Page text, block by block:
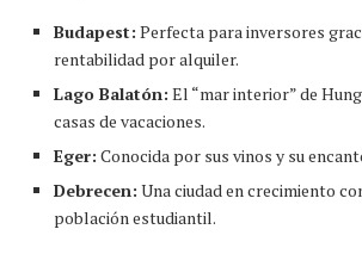
Budapest: Perfecta para inversores
rentabilidad por alquiler.
Lago Balatón: El “mar interior” de
casas de vacaciones.
Eger: Conocida por sus vinos y su
Debrecen: Una ciudad en crecimiento
población estudiantil.